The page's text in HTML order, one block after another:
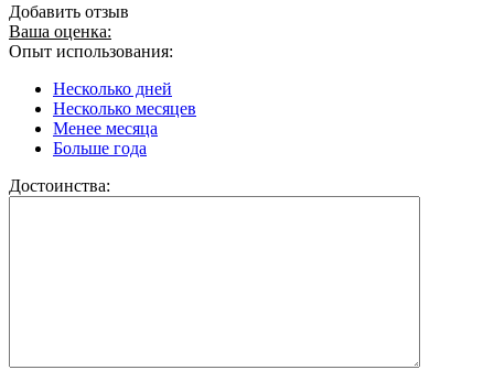
Добавить отзыв
Ваша оценка:
Опыт использования:
Несколько дней
Несколько месяцев
Менее месяца
Больше года
Достоинства: